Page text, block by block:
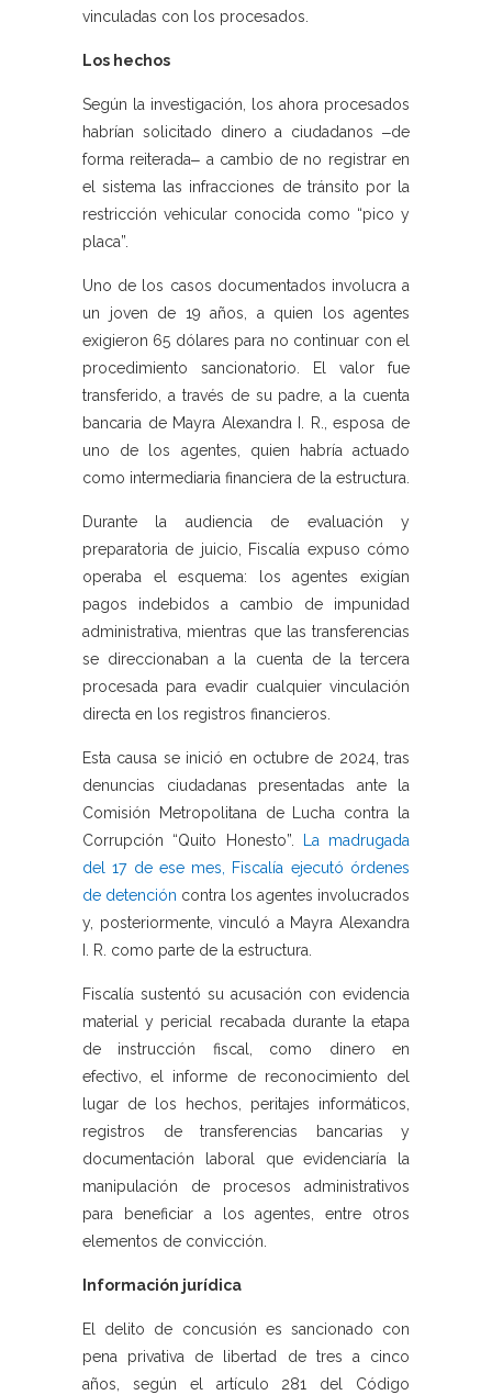
vinculadas con los procesados.
Los hechos
Según la investigación, los ahora procesados
habrían solicitado dinero a ciudadanos ‒de
forma reiterada‒ a cambio de no registrar en
el sistema las infracciones de tránsito por la
restricción vehicular conocida como “pico y
placa”.
Uno de los casos documentados involucra a
un joven de 19 años, a quien los agentes
exigieron 65 dólares para no continuar con el
procedimiento sancionatorio. El valor fue
transferido, a través de su padre, a la cuenta
bancaria de Mayra Alexandra I. R., esposa de
uno de los agentes, quien habría actuado
como intermediaria financiera de la estructura.
Durante la audiencia de evaluación y
preparatoria de juicio, Fiscalía expuso cómo
operaba el esquema: los agentes exigían
pagos indebidos a cambio de impunidad
administrativa, mientras que las transferencias
se direccionaban a la cuenta de la tercera
procesada para evadir cualquier vinculación
directa en los registros financieros.
Esta causa se inició en octubre de 2024, tras
denuncias ciudadanas presentadas ante la
Comisión Metropolitana de Lucha contra la
Corrupción “Quito Honesto”.
La madrugada
del 17 de ese mes, Fiscalía ejecutó órdenes
de detención contra los agentes involucrados
y, posteriormente, vinculó a Mayra Alexandra
I. R. como parte de la estructura.
Fiscalía sustentó su acusación con evidencia
material y pericial recabada durante la etapa
de instrucción fiscal, como dinero en
efectivo, el informe de reconocimiento del
lugar de los hechos, peritajes informáticos,
registros de transferencias bancarias y
documentación laboral que evidenciaría la
manipulación de procesos administrativos
para beneficiar a los agentes, entre otros
elementos de convicción.
Información jurídica
El delito de concusión es sancionado con
pena privativa de libertad de tres a cinco
años, según el artículo 281 del Código